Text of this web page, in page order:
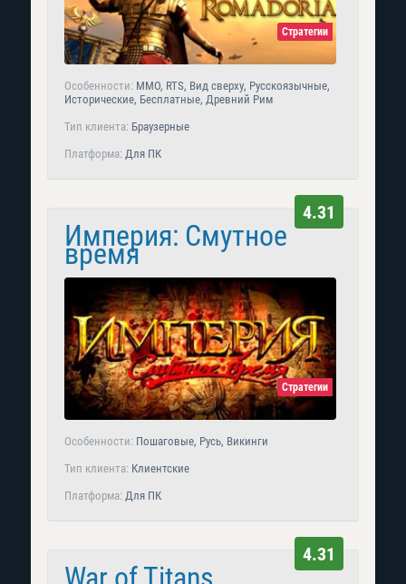
Стратегии
Особенности: MMO, RTS, Вид сверху, Русскоязычные,
Исторические, Бесплатные, Древний Рим
Тип клиента: Браузерные
Платформа: Для ПК
Империя: Смутное
время
4.31
Стратегии
Особенности: Пошаговые, Русь, Викинги
Тип клиента: Клиентские
Платформа: Для ПК
4.31